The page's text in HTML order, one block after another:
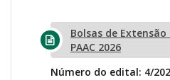
Bolsas de Extensão
PAAC 2026
Número do edital: 4/